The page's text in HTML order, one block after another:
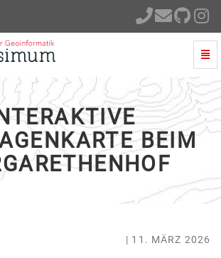
BEIM
| 11. MÄRZ 2026